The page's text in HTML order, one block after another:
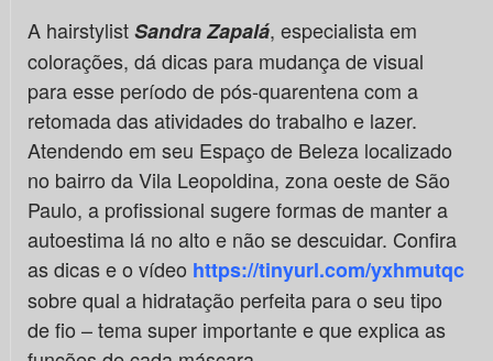
A hairstylistSandra Zapalá, especialista em
colorações, dá dicas para mudança de visual
para esse período de pós-quarentena com a
retomada das atividades do trabalho e lazer.
Atendendo em seu Espaço de Beleza localizado
no bairro da Vila Leopoldina, zona oeste de São
Paulo, a profissional sugere formas de manter a
autoestima lá no alto e não se descuidar. Confira
as dicas e o vídeo https://tinyurl.com/yxhmutqc
sobre qual a hidratação perfeita para o seu tipo
de fio – tema super importante e que explica as